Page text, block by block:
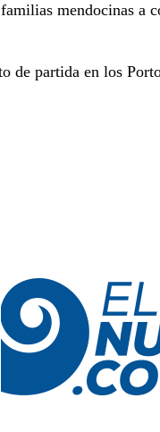
mendocinas a
de partida en los